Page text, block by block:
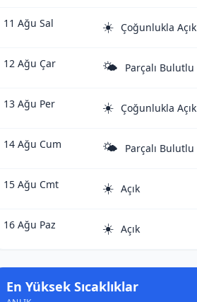
11 Ağu Sal ☀️ Çoğunlukla Açık
12 Ağu Çar 🌤️ Parçalı Bulutlu
13 Ağu Per ☀️ Çoğunlukla Açık
14 Ağu Cum 🌤️ Parçalı Bulutlu
15 Ağu Cmt ☀️ Açık
16 Ağu Paz ☀️ Açık
En Yüksek Sıcaklıklar